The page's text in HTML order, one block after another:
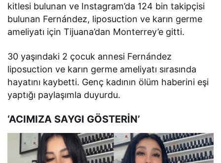
kitlesi bulunan ve Instagram’da 124 bin takipçisi
bulunan Fernández, liposuction ve karın germe
ameliyatı için Tijuana’dan Monterrey’e gitti.
30 yaşındaki 2 çocuk annesi Fernández
liposuction ve karın germe ameliyatı sırasında
hayatını kaybetti. Genç kadının ölüm haberini eşi
yaptığı paylaşımla duyurdu.
‘ACIMIZA SAYGI GÖSTERİN’